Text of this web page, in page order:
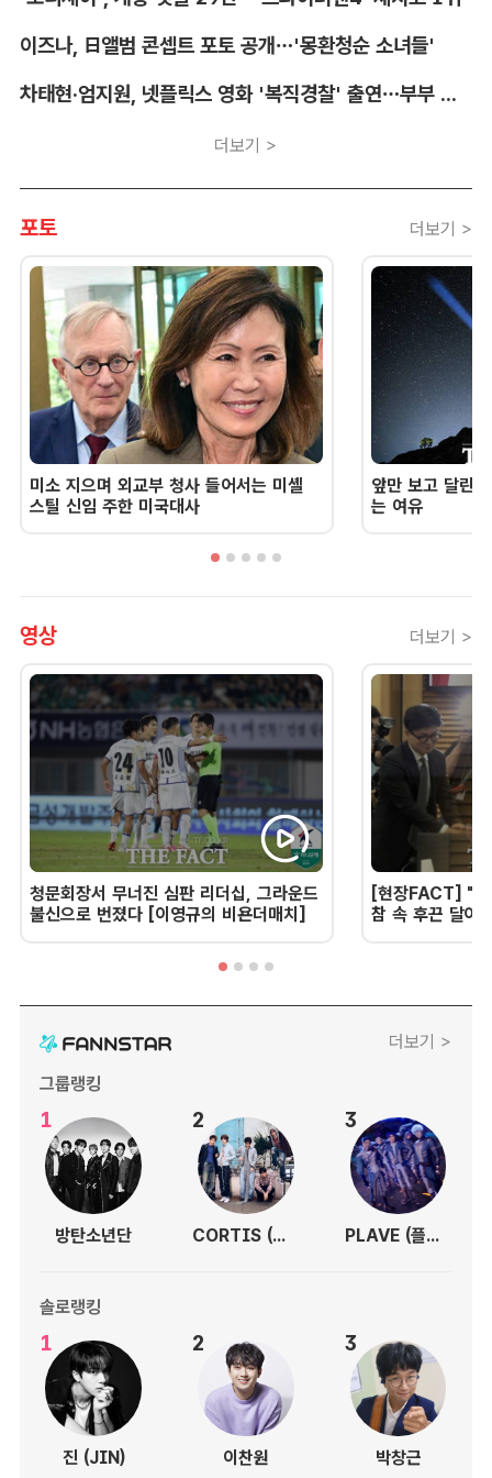
이즈나, 日앨범 콘셉트 포토 공개…'몽환청순 소녀들'
차태현·엄지원, 넷플릭스 영화 '복직경찰' 출연…부부 호흡
더보기 >
포토 더보기 >
미소 지으며 외교부 청사 들어서는 미셸
스틸 신임 주한 미국대사
앞만 보고 달린
는 여유
영상 더보기 >
청문회장서 무너진 심판 리더십, 그라운드
불신으로 번졌다 [이영규의 비욘더매치]
[현장FACT] "한
참 속 후끈 달아
더보기 >
그룹랭킹
1
방탄소년단
2
CORTIS (코르티스)
3
PLAVE (플레이브)
솔로랭킹
1
진 (JIN)
2
이찬원
3
박창근